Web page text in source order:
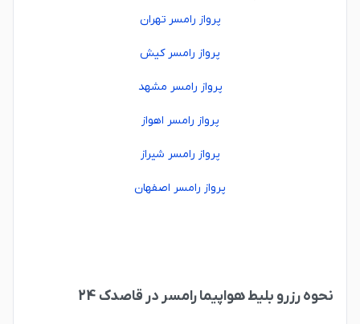
پرواز رامسر تهران
پرواز رامسر کیش
پرواز رامسر مشهد
پرواز رامسر اهواز
پرواز رامسر شیراز
پرواز رامسر اصفهان
نحوه رزرو بلیط هواپیما رامسر در قاصدک 24